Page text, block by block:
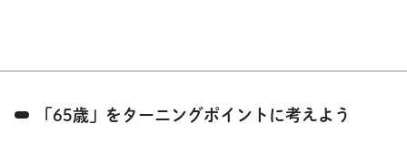
「65歳」をターニングポイントに考えよう